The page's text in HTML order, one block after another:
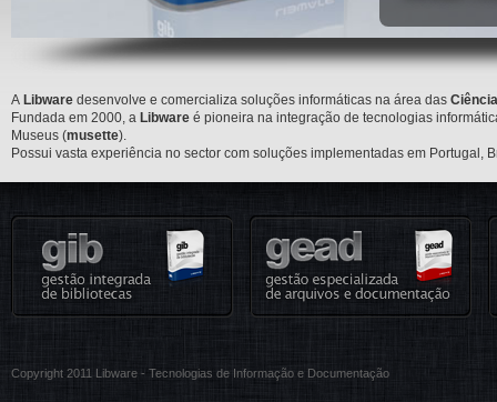
A Libware desenvolve e comercializa soluções informáticas na área das
Fundada em 2000, a Libware é pioneira na integração de tecnologias
Museus (musette).
Possui vasta experiência no sector com soluções implementadas em Portugal,
Copyright 2011 Libware - Tecnologias de Informação e Documentação